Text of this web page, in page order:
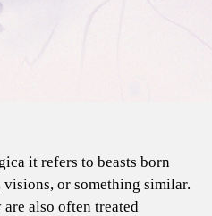
it refers to beasts born
visions, or something similar.
are also often treated